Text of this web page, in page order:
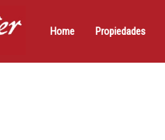
Home Propiedades